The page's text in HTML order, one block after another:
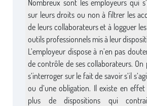
Nombreux sont les employeurs qui
sur leurs droits ou non à filtrer les
de leurs collaborateurs et à logguer
outils professionnels mis à leur
L’employeur dispose à n’en pas
de contrôle de ses collaborateurs. On
s’interroger sur le fait de savoir s’il
ou d’une obligation. Il existe en
plus de dispositions qui